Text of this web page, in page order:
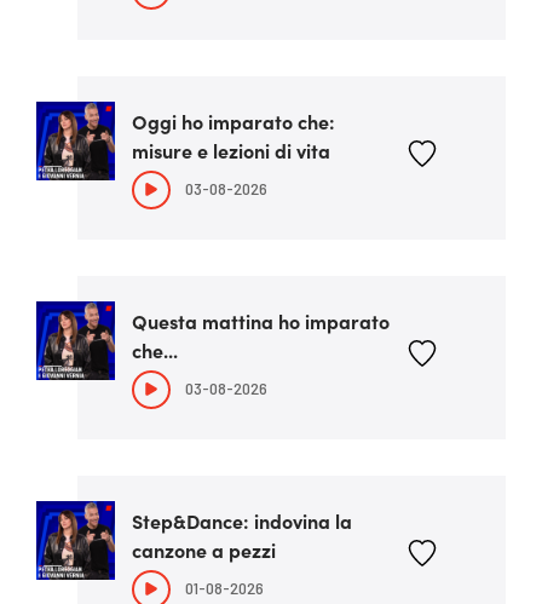
Oggi ho imparato che:
misure e lezioni di vita
03-08-2026
Questa mattina ho imparato
che...
03-08-2026
Step&Dance: indovina la
canzone a pezzi
01-08-2026